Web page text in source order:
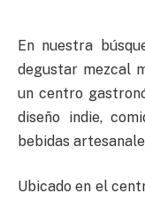
En nuestra
degustar mezcal
un centro
diseño indie,
bebidas
Ubicado en el